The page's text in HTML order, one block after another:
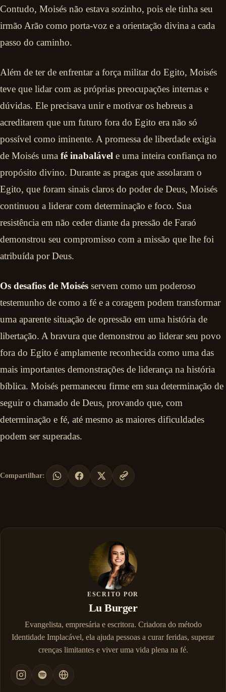
Contudo, Moisés não estava sozinho, pois ele tinha seu
irmão Arão como porta-voz e a orientação divina a cada
passo do caminho.
Além de ter de enfrentar a força militar do Egito, Moisés
teve que lidar com as próprias preocupações internas e
dúvidas. Ele precisava unir e motivar os hebreus a
acreditarem que um futuro fora do Egito era não só
possível como iminente. A promessa de liberdade exigia
de Moisés uma fé inabalável e uma inteira confiança no
propósito divino. Durante as pragas que assolaram o
Egito, que foram sinais claros do poder de Deus, Moisés
continuou a liderar com determinação e foco. Sua
resistência em não ceder diante da pressão de Faraó
demonstrou seu compromisso com a missão que lhe foi
atribuída por Deus.
Os desafios de Moisés servem como um poderoso
testemunho de como a fé e a coragem podem transformar
uma aparente situação de opressão em uma história de
libertação. A bravura que demonstrou ao liderar seu povo
fora do Egito é amplamente reconhecida como uma das
mais importantes demonstrações de liderança na história
bíblica. Moisés permaneceu firme em sua determinação de
seguir o chamado de Deus, provando que, com
determinação e fé, até mesmo as maiores dificuldades
podem ser superadas.
Compartilhar:
ESCRITO POR
Lu Burger
Evangelista, empresária e escritora. Criadora do método
Identidade Implacável, ela ajuda pessoas a curar feridas, superar
crenças limitantes e viver uma vida plena na fé.